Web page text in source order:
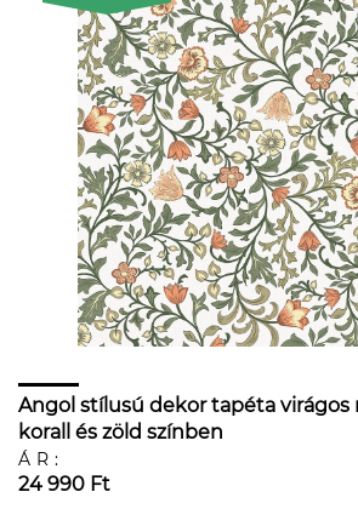
Angol stílusú dekor tapéta virágos
korall és zöld színben
ÁR:
24 990 Ft